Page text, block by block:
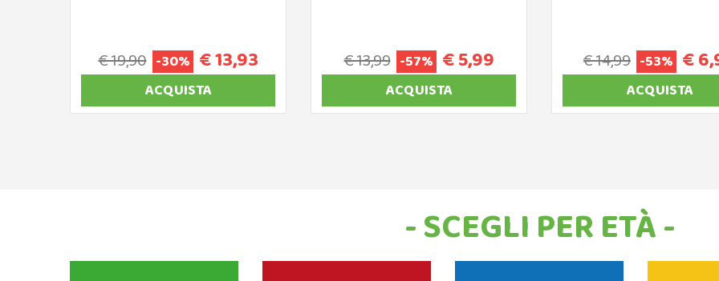
€ 19,90 -30% € 13,93
ACQUISTA
€ 13,99 -57% € 5,99
ACQUISTA
€ 14,99 -53% €
ACQUISTA
- SCEGLI PER ETÀ -